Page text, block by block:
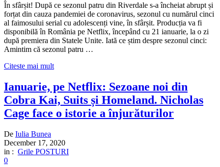
În sfârșit! După ce sezonul patru din Riverdale s-a încheiat abrupt și
forțat din cauza pandemiei de coronavirus, sezonul cu numărul cinci
al faimosului serial cu adolescenți vine, în sfârșit. Producția va fi
disponibilă în România pe Netflix, începând cu 21 ianuarie, la o zi
după premiera din Statele Unite. Iată ce știm despre sezonul cinci:
Amintim că sezonul patru …
Citeste mai mult
Ianuarie, pe Netflix: Sezoane noi din
Cobra Kai, Suits și Homeland. Nicholas
Cage face o istorie a înjurăturilor
De Iulia Bunea
December 17, 2020
in : Grile POSTURI
0